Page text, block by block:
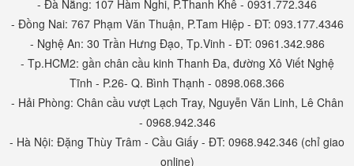
- Đà Nẵng: 107 Hàm Nghi, P.Thanh Khê - 0931.772.346
- Đồng Nai: 767 Phạm Văn Thuận, P.Tam Hiệp - ĐT: 093.177.4346
- Nghệ An: 30 Trần Hưng Đạo, Tp.Vinh - ĐT: 0961.342.986
- Tp.HCM2: gần chân cầu kinh Thanh Đa, đường Xô Viết Nghệ
Tĩnh - P.26- Q. Bình Thạnh - 0898.068.366
- Hải Phòng: Chân cầu vượt Lạch Tray, Nguyễn Văn Linh, Lê Chân
- 0968.942.346
- Hà Nội: Đặng Thùy Trâm - Cầu Giấy - ĐT: 0968.942.346 (chỉ giao
online)